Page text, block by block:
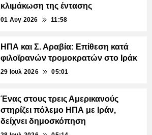
κλιμάκωση της έντασης
01 Αυγ 2026 11:58
ΗΠΑ και Σ. Αραβία: Επίθεση κατά
φιλοϊρανών τρομοκρατών στο Ιράκ
29 Ιουλ 2026 05:01
Ένας στους τρεις Αμερικανούς
στηρίζει πόλεμο ΗΠΑ με Ιράν,
δείχνει δημοσκόπηση